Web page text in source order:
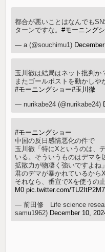
都合が悪いことはなんでも
ターンですな。#モーニング
— a (@souchimu1)
玉川徹は結局はネット批判か
またゴールポストを動かしや
#モーニングショー#玉川徹
— nurikabe24 (@nurikabe24)
#モーニングショー
中国の反日感情悪化の件で
玉川徹「特にXというのは、
いる。そういうものはデマを
拡散力が物凄く強いですよね」
君のデマが暴かれているから
それなら、番宣でXを使うの
M0 pic.twitter.com/
— 前田修 Life science
samu1962) December 10,